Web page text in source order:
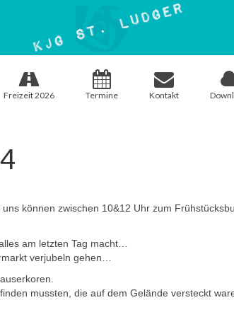
Freizeit 2026 Termine Kontakt
können zwischen 10&12 Uhr zum
am letzten Tag macht…
verjubeln gehen…
mussten, die auf dem Gelände versteckt